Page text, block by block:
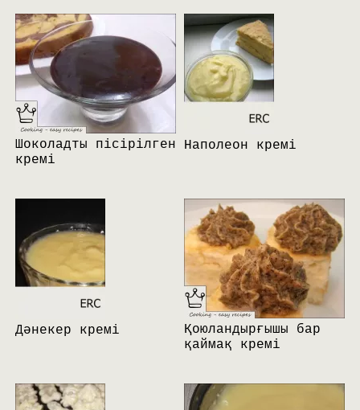
Шоколадты пісірілген
кремі
Наполеон кремі
Дәнекер кремі
Қоюландырғышы бар
қаймақ кремі